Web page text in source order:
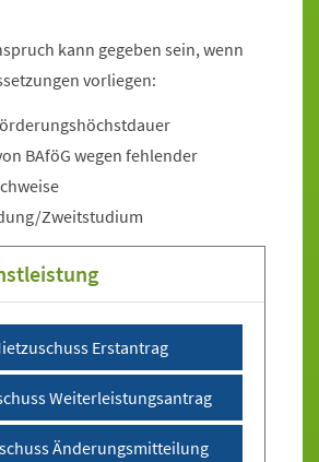
kann gegeben sein, wenn
vorliegen:
BAföG wegen fehlender
Zweitstudium
Legende.Erstantrag
Weiterleistungsantrag
Änderungsmitteilung